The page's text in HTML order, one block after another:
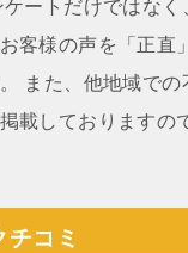
ートだけではなく
客様の声を「正直
また、他地域での
載しておりますの
チコミ